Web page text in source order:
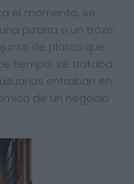
el momento, se
pizarra o un trozo
de platos que
tiempo, se trataba
entraban en
de un negocio